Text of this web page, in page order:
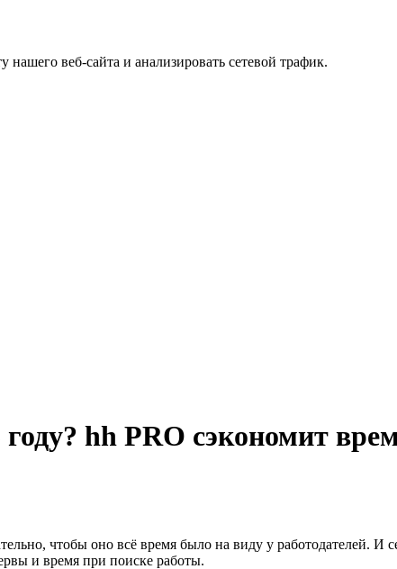
веб-сайта и анализировать сетевой трафик.
hh PRO сэкономит
чтобы оно всё время было на виду у работодателей.
и время при поиске работы.